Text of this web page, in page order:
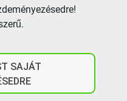
SAJÁT